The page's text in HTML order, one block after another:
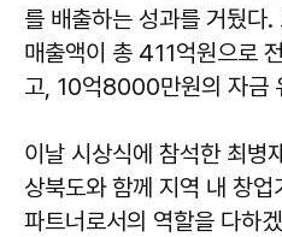
를 배출하는 성과를 거뒀다.
매출액이 총 411억원으로
고, 10억8000만원의 자금
이날 시상식에 참석한 최병
상북도와 함께 지역 내 창
파트너로서의 역할을 다하